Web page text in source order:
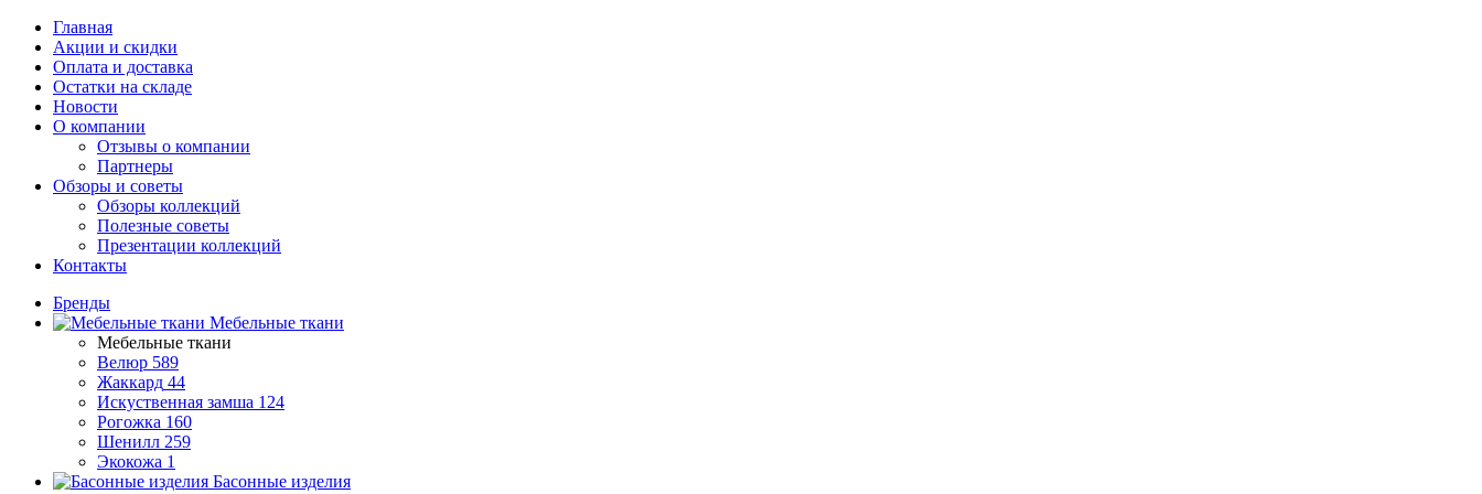
Главная
Акции и скидки
Оплата и доставка
Остатки на складе
Новости
О компании
Отзывы о компании
Партнеры
Обзоры и советы
Обзоры коллекций
Полезные советы
Презентации коллекций
Контакты
Бренды
Мебельные ткани
Мебельные ткани
Велюр 589
Жаккард 44
Искуственная замша 124
Рогожка 160
Шенилл 259
Экокожа 1
Басонные изделия